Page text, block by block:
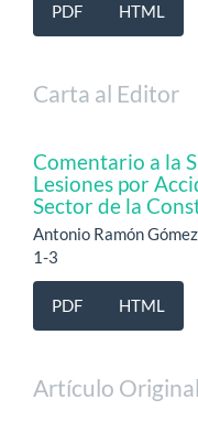
PDF HTML
Carta al Editor
Comentario a la
Lesiones por
Sector de la
Antonio Ramón
1-3
PDF HTML
Artículo Original